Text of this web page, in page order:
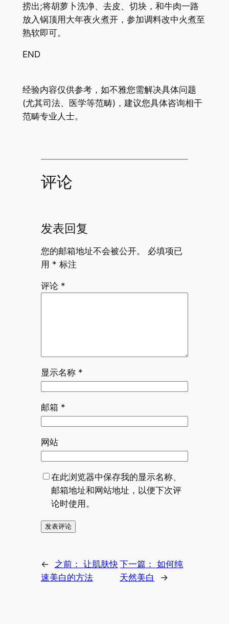
捞出;将胡萝卜洗净、去皮、切块，和牛肉一路
放入锅顶用大年夜火煮开，参加调料改中火煮至
熟软即可。
END
经验内容仅供参考，如不雅您需解决具体问题
(尤其司法、医学等范畴)，建议您具体咨询相干
范畴专业人士。
评论
发表回复
您的邮箱地址不会被公开。
必填项已
用 * 标注
评论 *
显示名称 *
邮箱 *
网站
在此浏览器中保存我的显示名称、
邮箱地址和网站地址，以便下次评
论时使用。
← 之前： 让肌肤快
速美白的方法
下一篇：
如何纯
天然美白
→